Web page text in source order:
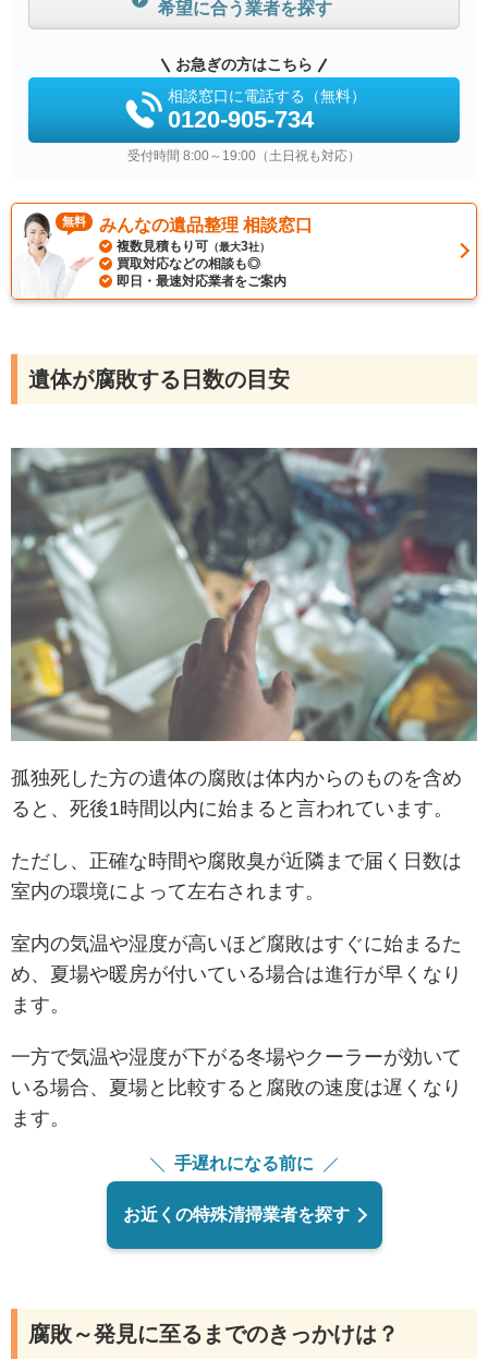
希望に合う業者を探す
お急ぎの方はこちら
相談窓口に電話する（無料）
0120-905-734
受付時間 8:00～19:00（土日祝も対応）
無料 みんなの遺品整理 相談窓口
複数見積もり可 （最大3社）
買取対応などの相談も◎
即日・最速対応業者をご案内
遺体が腐敗する日数の目安
孤独死した方の遺体の腐敗は体内からのものを含め
ると、死後1時間以内に始まると言われています。
ただし、正確な時間や腐敗臭が近隣まで届く日数は
室内の環境によって左右されます。
室内の気温や湿度が高いほど腐敗はすぐに始まるた
め、夏場や暖房が付いている場合は進行が早くなり
ます。
一方で気温や湿度が下がる冬場やクーラーが効いて
いる場合、夏場と比較すると腐敗の速度は遅くなり
ます。
手遅れになる前に
お近くの特殊清掃業者を探す
腐敗～発見に至るまでのきっかけは？